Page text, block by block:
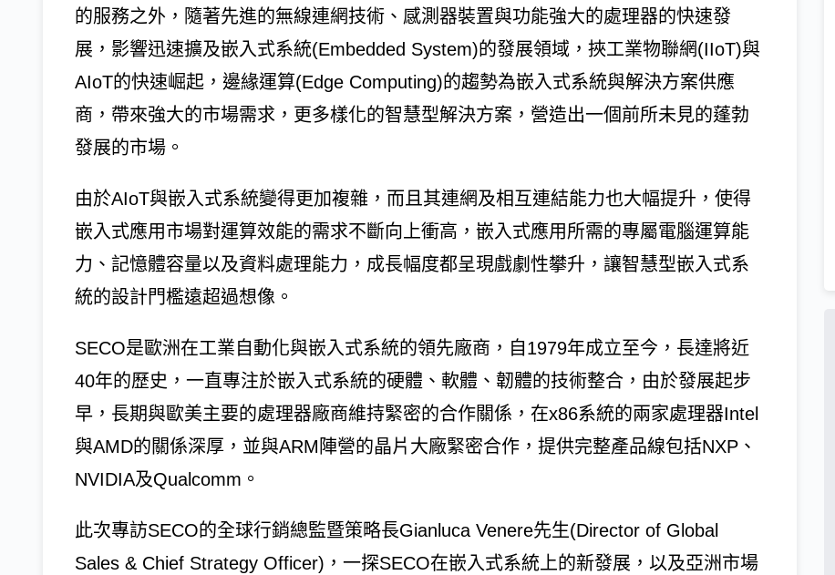
的服務之外，隨著先進的無線連網技術、感測器裝置與功能強大的處理器的快速發
展，影響迅速擴及嵌入式系統(Embedded System)的發展領域，挾工業物聯網(IIoT)與
AIoT的快速崛起，邊緣運算(Edge Computing)的趨勢為嵌入式系統與解決方案供應
商，帶來強大的市場需求，更多樣化的智慧型解決方案，營造出一個前所未見的蓬勃
發展的市場。
由於AIoT與嵌入式系統變得更加複雜，而且其連網及相互連結能力也大幅提升，使得
嵌入式應用市場對運算效能的需求不斷向上衝高，嵌入式應用所需的專屬電腦運算能
力、記憶體容量以及資料處理能力，成長幅度都呈現戲劇性攀升，讓智慧型嵌入式系
統的設計門檻遠超過想像。
SECO是歐洲在工業自動化與嵌入式系統的領先廠商，自1979年成立至今，長達將近
40年的歷史，一直專注於嵌入式系統的硬體、軟體、韌體的技術整合，由於發展起步
早，長期與歐美主要的處理器廠商維持緊密的合作關係，在x86系統的兩家處理器Intel
與AMD的關係深厚，並與ARM陣營的晶片大廠緊密合作，提供完整產品線包括NXP、
NVIDIA及Qualcomm。
此次專訪SECO的全球行銷總監暨策略長Gianluca Venere先生(Director of Global
Sales & Chief Strategy Officer)，一探SECO在嵌入式系統上的新發展，以及亞洲市場